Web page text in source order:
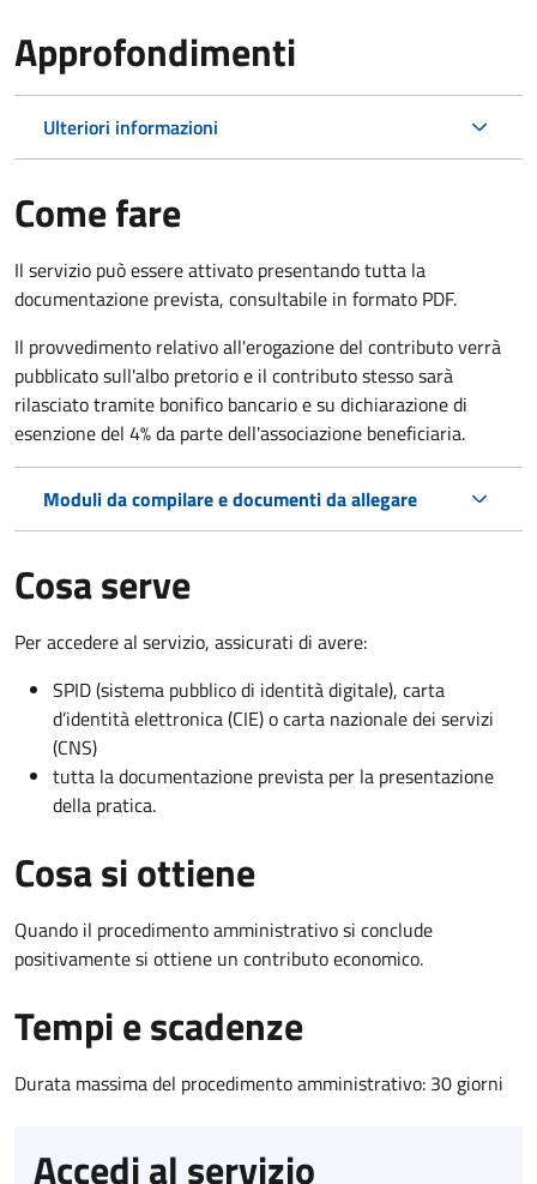
Approfondimenti
Ulteriori informazioni
Come fare
Il servizio può essere attivato presentando tutta la
documentazione prevista, consultabile in formato PDF.
Il provvedimento relativo all'erogazione del contributo verrà
pubblicato sull'albo pretorio e il contributo stesso sarà
rilasciato tramite bonifico bancario e su dichiarazione di
esenzione del 4% da parte dell'associazione beneficiaria.
Moduli da compilare e documenti da allegare
Cosa serve
Per accedere al servizio, assicurati di avere:
SPID (sistema pubblico di identità digitale), carta
d’identità elettronica (CIE) o carta nazionale dei servizi
(CNS)
tutta la documentazione prevista per la presentazione
della pratica.
Cosa si ottiene
Quando il procedimento amministrativo si conclude
positivamente si ottiene un contributo economico.
Tempi e scadenze
Durata massima del procedimento amministrativo: 30 giorni
Accedi al servizio